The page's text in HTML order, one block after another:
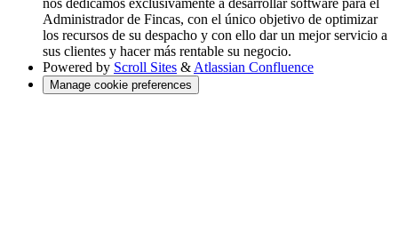
Administrador de Fincas, con el único objetivo de optimizar
los recursos de su despacho y con ello dar un mejor servicio a
sus clientes y hacer más rentable su negocio.
Powered by Scroll Sites & Atlassian Confluence
Manage cookie preferences